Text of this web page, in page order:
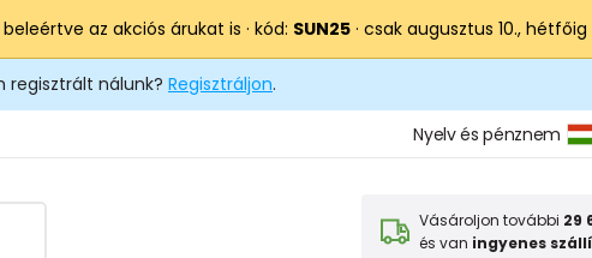
az akciós árukat is · kód: SUN25· csak augusztus 10., hétfőig
regisztrált nálunk? Regisztráljon.
Nyelv és pénznem
Vásároljon további 29
és van ingyenes